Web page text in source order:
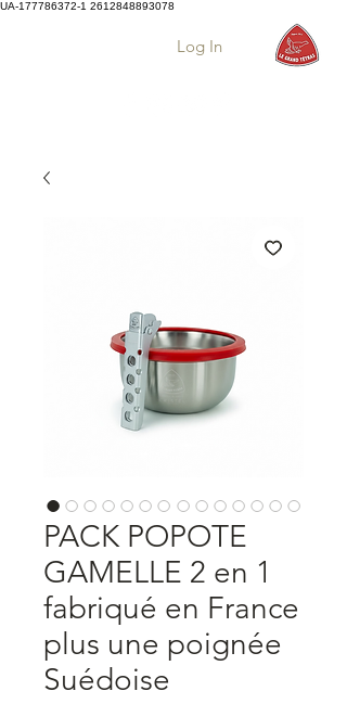
UA-177786372-1 2612848893078
Log In
PACK POPOTE
GAMELLE 2 en 1
fabriqué en France
plus une poignée
Suédoise